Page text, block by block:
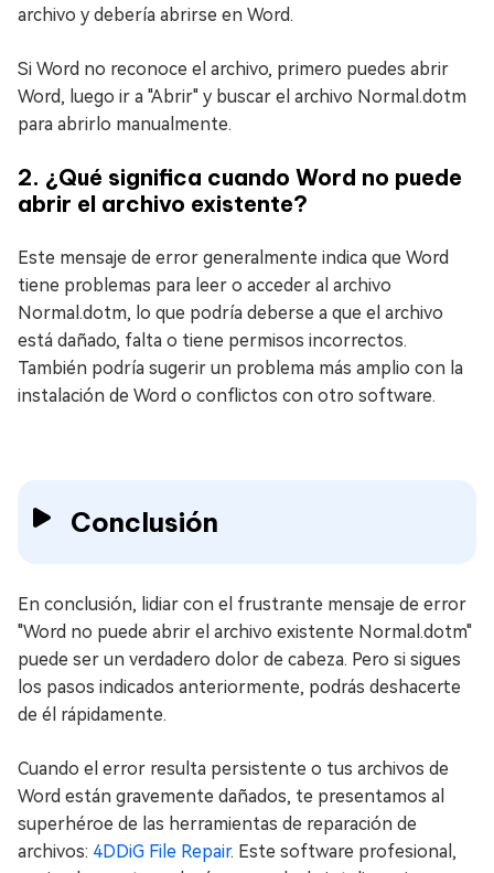
archivo y debería abrirse en Word.
Si Word no reconoce el archivo, primero puedes abrir
Word, luego ir a "Abrir" y buscar el archivo Normal.dotm
para abrirlo manualmente.
2. ¿Qué significa cuando Word no puede
abrir el archivo existente?
Este mensaje de error generalmente indica que Word
tiene problemas para leer o acceder al archivo
Normal.dotm, lo que podría deberse a que el archivo
está dañado, falta o tiene permisos incorrectos.
También podría sugerir un problema más amplio con la
instalación de Word o conflictos con otro software.
Conclusión
En conclusión, lidiar con el frustrante mensaje de error
"Word no puede abrir el archivo existente Normal.dotm"
puede ser un verdadero dolor de cabeza. Pero si sigues
los pasos indicados anteriormente, podrás deshacerte
de él rápidamente.
Cuando el error resulta persistente o tus archivos de
Word están gravemente dañados, te presentamos al
superhéroe de las herramientas de reparación de
archivos: 4DDiG File Repair. Este software profesional,